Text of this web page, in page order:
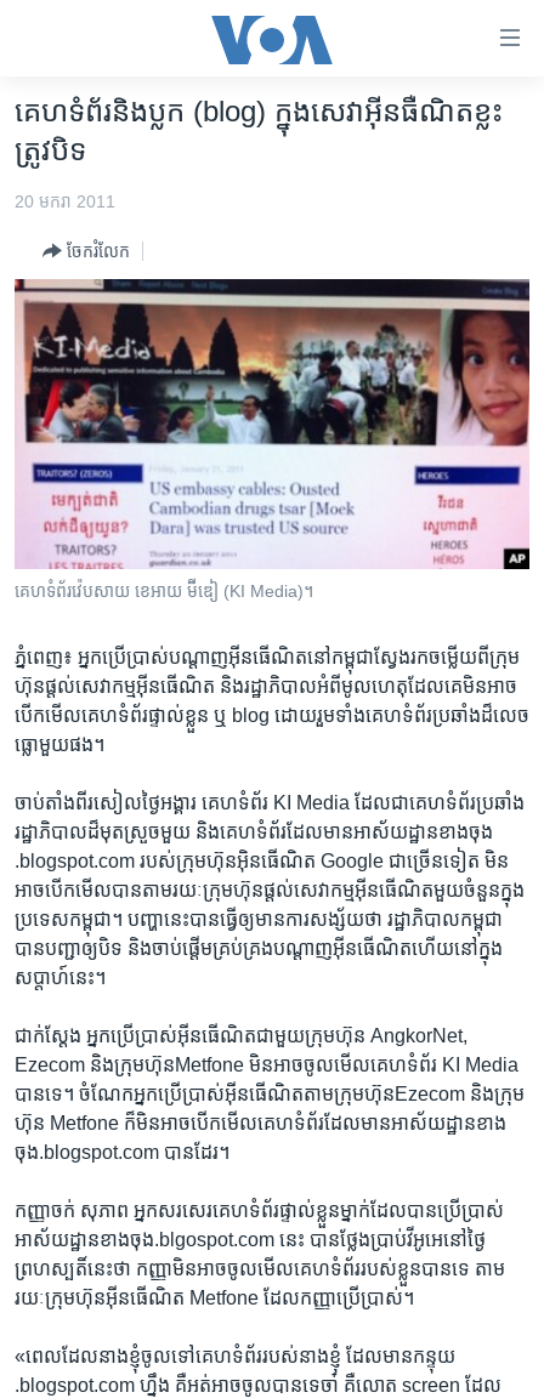
គេហទំព័រ​
ទាក់ទង
រំលង​
និង​
ទំព័រ​
ព័ត៌មាន​​
រំលង​
សម្ព័ន្ធ​
ចូល​
ទៅ​
កាន់​
ទំព័រ​
រក
កម្ពុជា
អន្តរជាតិ
អាមេរិក
ចិន
ហេឡូវីអូអេ
កម្ពុជាច្នៃប្រតិដ្ឋ
ព្រឹត្តិការណ៍ព័ត៌មាន
ទូរទស្សន៍ / វីដេអូ​
វិទ្យុ / ផតខាសថ៍
កម្មវិធីទាំងអស់
Khmer English
បណ្តាញ​សង្គម
គេហ​ទំព័រ​និង​ប្លក (​blog) ​ក្នុង​សេវា​អ៊ីនធឺណិត​ខ្លះ​
ត្រូវបិទ
20 មករា 2011
ចែករំលែក
គេហទំព័រ​​វ៉េបសាយ ​​ខេអាយ ម៊ីឌៀ (KI Media)។
ភ្នំពេញ៖ អ្នក​ប្រើ​ប្រាស់​បណ្តាញ​អ៊ីនធើណិតនៅ​កម្ពុជាស្វែង​រក​ចម្លើយ​ពី​ក្រុម​
ហ៊ុន​ផ្តល់​សេវាកម្ម​អ៊ីនធើណិត​ និង​រដ្ឋាភិបាល​អំពី​មូលហេតុ​ដែល​គេ​មិន​អាច​
បើកមើល​គេហ​ទំព័រ​ផ្ទាល់​ខ្លួន​ ឬ ​blog​ ​ដោយ​រួម​ទាំង​គេហ​ទំព័រ​ប្រឆាំង​ដ៏​លេច​
ធ្លោ​មួយ​ផង។
ចាប់​តាំងពី​រសៀល​ថ្ងៃ​អង្គារ​ ​គេហ​ទំព័រ​ KI Media ដែល​ជា​គេហទំព័រ​ប្រឆាំង​
រដ្ឋាភិបាល​ដ៏​មុត​ស្រួច​មួយ​ និង​គេហទំព័រដែល​មាន​អាស័យ​ដ្ឋាន​ខាង​ចុង​
.blogspot.com​ របស់​ក្រុមហ៊ុន​អ៊ិនធើណិត​ Google​ ជា​ច្រើន​ទៀត​ ​មិន​
អាច​បើក​មើល​បានតាម​រយៈ​ក្រុម​ហ៊ុន​ផ្តល់​សេវាកម្ម​អ៊ីនធើណិត​មួយ​ចំនួន​ក្នុង​
ប្រទេស​កម្ពុជា។ ​បញ្ហា​នេះ​បានធ្វើ​ឲ្យ​មាន​ការ​សង្ស័យ​ថា​ រដ្ឋា​ភិបាល​កម្ពុជា​
បាន​បញ្ជា​ឲ្យ​បិទ​ និងចាប់​ផ្តើមគ្រប់​គ្រងបណ្តាញ​អ៊ីន​ធើណិត​ហើយ​នៅ​ក្នុង​
សប្តាហ៍​នេះ។
ជាក់ស្តែង​ អ្នក​ប្រើ​ប្រាស់​អ៊ីន​ធើណិត​ជាមួយ​ក្រុមហ៊ុន​ AngkorNet, ​
Ezecom​ និង​ក្រុមហ៊ុន​Metfone ​មិន​អាច​ចូល​មើល​គេហទំព័រ​ KI Media
បាន​ទេ។ ​ចំណែក​អ្នក​ប្រើ​ប្រាស់​អ៊ីនធើណិត​តាម​ក្រុមហ៊ុន​Ezecom ​និង​ក្រុម
ហ៊ុន​ Metfone​ ក៏​មិន​អាច​បើក​មើល​គេហទំព័រ​ដែលមានអាស័យ​ដ្ឋាន​ខាង​
ចុង​.blogspot.com ​បានដែរ។
កញ្ញា​ចក់ សុភាព​ ​អ្នក​សរសេរ​គេហ​ទំព័រ​ផ្ទាល់​ខ្លួន​ម្នាក់​ដែល​បាន​ប្រើ​ប្រាស់​
អាស័យ​ដ្ឋានខាង​ចុង​.blgospot.com ​នេះ​ ​បាន​ថ្លែង​ប្រាប់វីអូអេ​នៅ​ថ្ងៃ​
ព្រហស្បតិ៍​នេះ​ថា​ ​កញ្ញា​មិន​អាច​ចូល​មើល​គេហ​ទំព័រ​របស់​ខ្លួន​បានទេ ​តាម​
រយៈ​ក្រុមហ៊ុន​អ៊ីនធើណិត Metfone​ ដែល​កញ្ញា​ប្រើ​ប្រាស់។
«ពេល​ដែល​នាង​ខ្ញុំ​ចូល​ទៅគេហ​ទំព័រ​របស់​នាង​ខ្ញុំ​ ​ដែល​មានកន្ទុយ ​
.blogspot.com​ ហ្នឹង​ គឺ​អត់​អាច​ចូល​បាន​ទេ​ចា៎​ ​គឺ​លោត screen​ ដែល​